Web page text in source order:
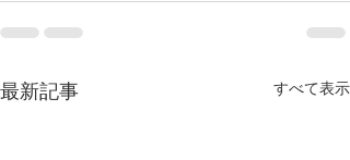
最新記事 すべて表示